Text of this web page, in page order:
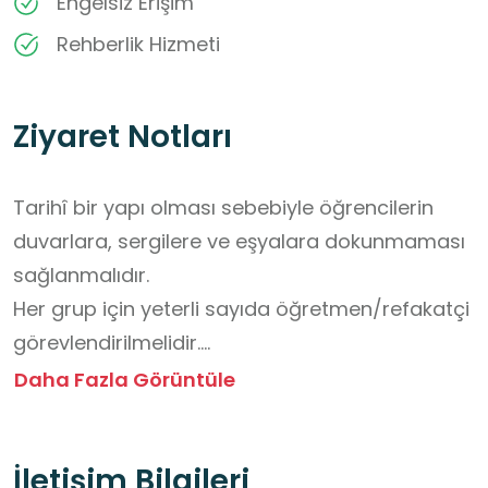
Rehberlik Hizmeti
Ziyaret Notları
Tarihî bir yapı olması sebebiyle öğrencilerin
duvarlara, sergilere ve eşyalara dokunmaması
sağlanmalıdır.
Her grup için yeterli sayıda öğretmen/refakatçi
görevlendirilmelidir.
Uzun süreli dinleme yerine kısa bilgilendirmeler
tarihçesi, Hacı Taşan ve yöresel müzik kültürü
Daha Fazla Görüntüle